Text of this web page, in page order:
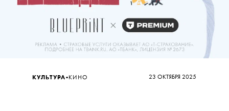
23 ОКТЯБРЯ 2025
КУЛЬТУРА•КИНО